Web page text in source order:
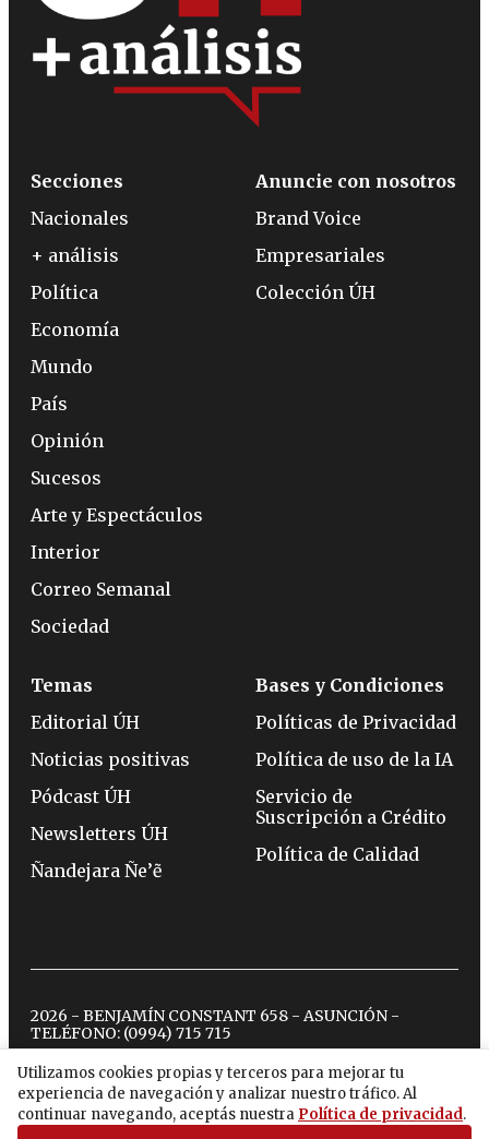
Utilizamos cookies propias y terceros para mejorar tu
experiencia de navegación y analizar nuestro tráfico. Al
continuar navegando, aceptás nuestra Política de privacidad.
Secciones
Nacionales
+ análisis
Política
Economía
Mundo
País
Opinión
Sucesos
Arte y Espectáculos
Interior
Correo Semanal
Sociedad
Anuncie con nosotros
Brand Voice
Empresariales
Colección ÚH
Temas
Editorial ÚH
Noticias positivas
Pódcast ÚH
Newsletters ÚH
Ñandejara Ñe’ẽ
Bases y Condiciones
Políticas de Privacidad
Política de uso de la IA
Servicio de
Suscripción a Crédito
Política de Calidad
2026 - BENJAMÍN CONSTANT 658 - ASUNCIÓN -
TELÉFONO: (0994) 715 715
twitterinstagram
facebook
tiktokyoutubespotify